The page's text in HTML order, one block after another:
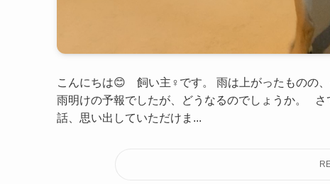
こんにちは😊 飼い主♀です。 雨は上がったものの
雨明けの予報でしたが、どうなるのでしょうか。 さ
話、思い出していただけま...